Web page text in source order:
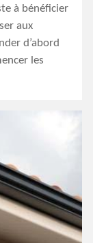
à bénéficier
aux
d’abord
les